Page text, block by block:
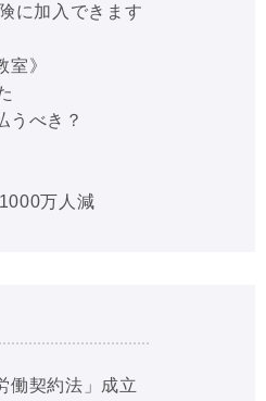
に加入できます
室》
うべき？
万人減
働契約法」成立